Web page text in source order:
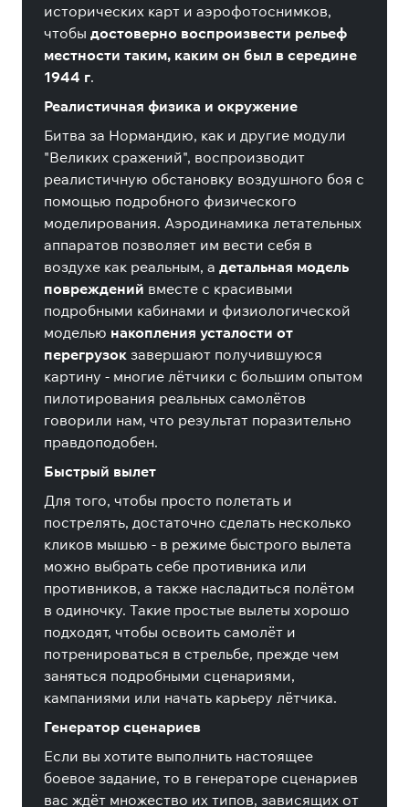
исторических карт и аэрофотоснимков,
чтобы достоверно воспроизвести рельеф
местности таким, каким он был в середине
1944 г.
Реалистичная физика и окружение
Битва за Нормандию, как и другие модули
"Великих сражений", воспроизводит
реалистичную обстановку воздушного боя с
помощью подробного физического
моделирования. Аэродинамика летательных
аппаратов позволяет им вести себя в
воздухе как реальным, а детальная модель
повреждений вместе с красивыми
подробными кабинами и физиологической
моделью накопления усталости от
перегрузок завершают получившуюся
картину - многие лётчики с большим опытом
пилотирования реальных самолётов
говорили нам, что результат поразительно
правдоподобен.
Быстрый вылет
Для того, чтобы просто полетать и
пострелять, достаточно сделать несколько
кликов мышью - в режиме быстрого вылета
можно выбрать себе противника или
противников, а также насладиться полётом
в одиночку. Такие простые вылеты хорошо
подходят, чтобы освоить самолёт и
потренироваться в стрельбе, прежде чем
заняться подробными сценариями,
кампаниями или начать карьеру лётчика.
Генератор сценариев
Если вы хотите выполнить настоящее
боевое задание, то в генераторе сценариев
вас ждёт множество их типов, зависящих от